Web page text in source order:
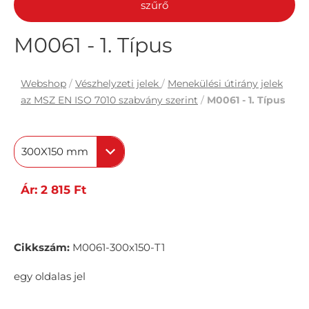
szűrő
M0061 - 1. Típus
Webshop / Vészhelyzeti jelek / Menekülési útirány jelek
az MSZ EN ISO 7010 szabvány szerint / M0061 - 1. Típus
300X150 mm
Ár: 2 815 Ft
Cikkszám: M0061-300x150-T1
egy oldalas jel